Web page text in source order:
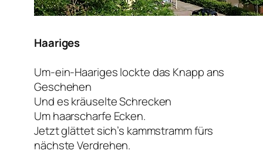
Haariges
Um-ein-Haariges lockte das Knapp ans
Geschehen
Und es kräuselte Schrecken
Um haarscharfe Ecken.
Jetzt glättet sich’s kammstramm fürs
nächste Verdrehen.